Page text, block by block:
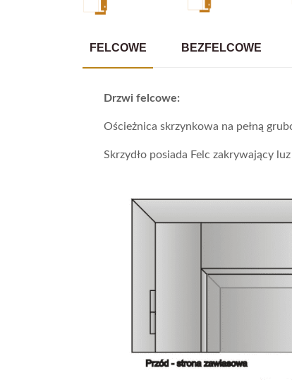
FELCOWE BEZFELCOWE
Drzwi felcowe:
Ościeżnica skrzynkowa na pełną
Skrzydło posiada Felc zakrywający